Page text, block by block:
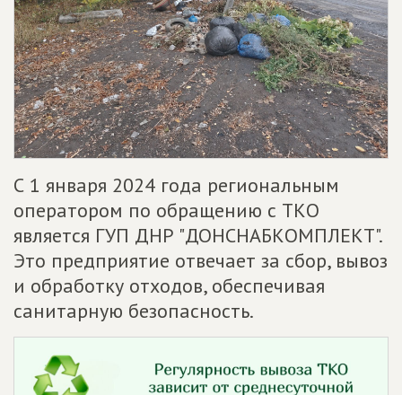
С 1 января 2024 года региональным
оператором по обращению с ТКО
является ГУП ДНР "ДОНСНАБКОМПЛЕКТ".
Это предприятие отвечает за сбор, вывоз
и обработку отходов, обеспечивая
санитарную безопасность.